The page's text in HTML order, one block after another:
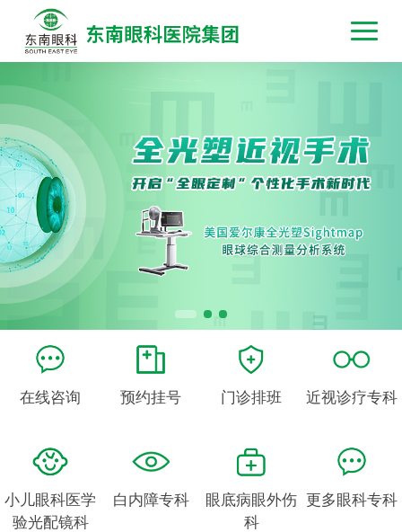
在线咨询 预约挂号 门诊排班 近视诊疗专科
小儿眼科医学
验光配镜科
白内障专科
眼底病眼外伤
科
更多眼科专科